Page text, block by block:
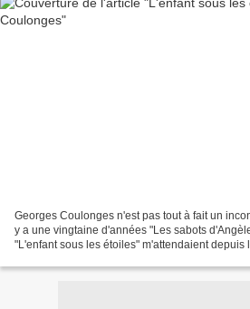
Georges Coulonges n'est pas tout à fait un
y a une vingtaine d'années "Les sabots
"L'enfant sous les étoiles" m'attendaient depuis